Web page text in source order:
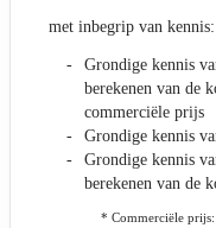
met inbegrip van kennis:
Grondige kennis
berekenen van de
commerciële prijs
Grondige kennis
Grondige kennis
berekenen van de
* Commerciële